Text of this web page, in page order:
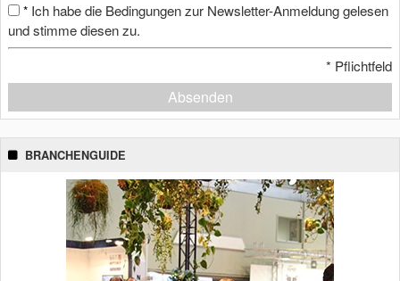
* Ich habe die Bedingungen zur Newsletter-Anmeldung gelesen
und stimme diesen zu.
* Pflichtfeld
Absenden
BRANCHENGUIDE